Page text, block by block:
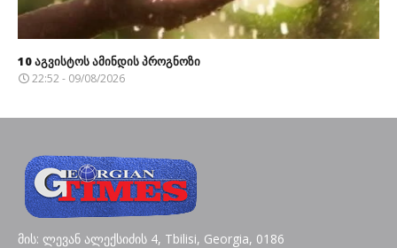
10 აგვისტოს ამინდის პროგნოზი
22:52 - 09/08/2026
მის: ლევან ალექსიძის 4, Tbilisi, Georgia, 0186